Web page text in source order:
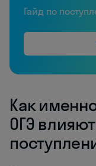
Гайд по
Как
ОГЭ